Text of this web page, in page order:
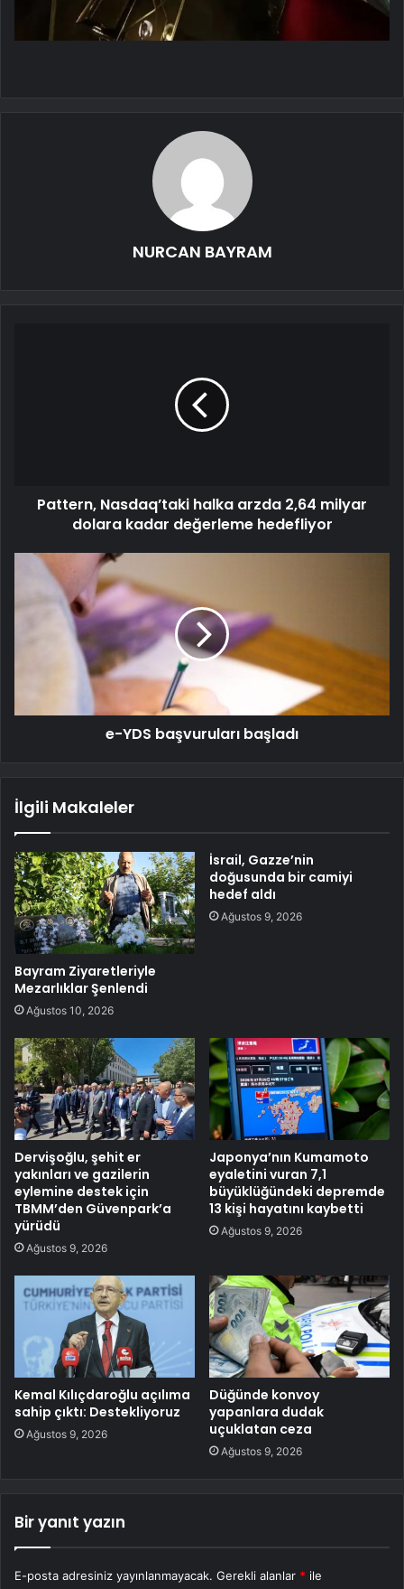
NURCAN BAYRAM
Pattern, Nasdaq’taki halka arzda 2,64 milyar
dolara kadar değerleme hedefliyor
e-YDS başvuruları başladı
İlgili Makaleler
Bayram Ziyaretleriyle
Mezarlıklar Şenlendi
Ağustos 10, 2026
İsrail, Gazze’nin
doğusunda bir camiyi
hedef aldı
Ağustos 9, 2026
Dervişoğlu, şehit er
yakınları ve gazilerin
eylemine destek için
TBMM’den Güvenpark’a
yürüdü
Ağustos 9, 2026
Japonya’nın Kumamoto
eyaletini vuran 7,1
büyüklüğündeki depremde
13 kişi hayatını kaybetti
Ağustos 9, 2026
Kemal Kılıçdaroğlu açılıma
sahip çıktı: Destekliyoruz
Ağustos 9, 2026
Düğünde konvoy
yapanlara dudak
uçuklatan ceza
Ağustos 9, 2026
Bir yanıt yazın
E-posta adresiniz yayınlanmayacak. Gerekli alanlar * ile